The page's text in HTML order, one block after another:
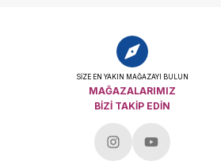
SİZE EN YAKIN MAĞAZAYI BULUN
MAĞAZALARIMIZ
BİZİ TAKİP EDİN